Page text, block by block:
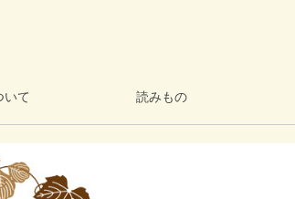
いて 読みもの